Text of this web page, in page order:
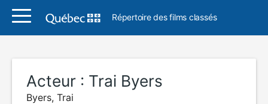
Répertoire des films classés
Acteur : Trai Byers
Byers, Trai